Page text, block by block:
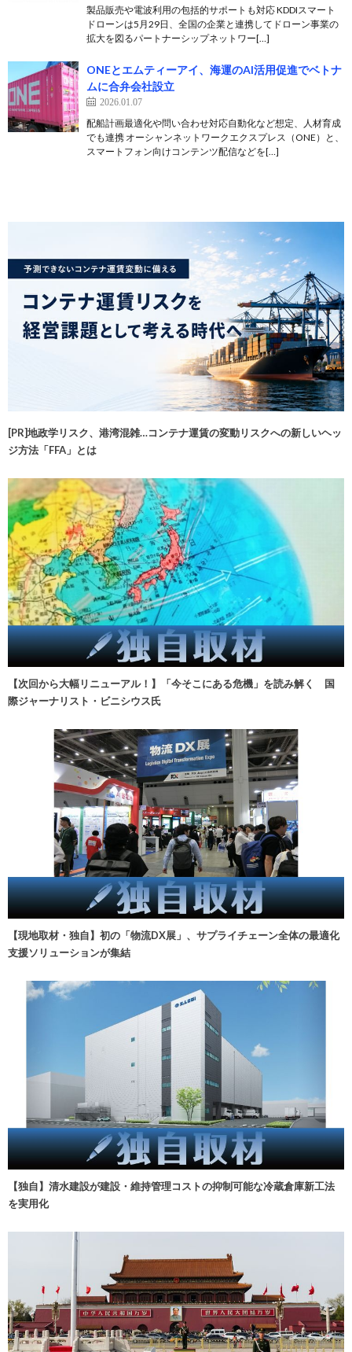
製品販売や電波利用の包括的サポートも対応 KDDIスマート
ドローンは5月29日、全国の企業と連携してドローン事業の
拡大を図るパートナーシップネットワー[…]
ONEとエムティーアイ、海運のAI活用促進でベトナ
ムに合弁会社設立
2026.01.07
配船計画最適化や問い合わせ対応自動化など想定、人材育成
でも連携 オーシャンネットワークエクスプレス（ONE）と、
スマートフォン向けコンテンツ配信などを[…]
[PR]地政学リスク、港湾混雑…コンテナ運賃の変動リスクへの新しいヘッ
ジ方法「FFA」とは
【次回から大幅リニューアル！】「今そこにある危機」を読み解く 国
際ジャーナリスト・ビニシウス氏
【現地取材・独自】初の「物流DX展」、サプライチェーン全体の最適化
支援ソリューションが集結
【独自】清水建設が建設・維持管理コストの抑制可能な冷蔵倉庫新工法
を実用化